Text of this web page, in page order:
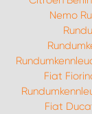
Nemo
Fiat
Fiat